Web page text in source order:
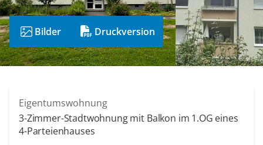
Bilder Druckversion
Eigentumswohnung
3-Zimmer-Stadtwohnung mit Balkon im 1.OG eines
4-Parteienhauses